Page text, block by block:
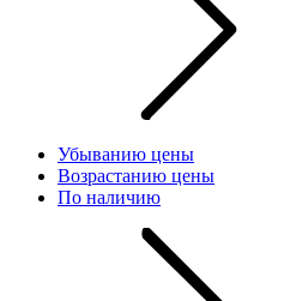
Убыванию цены
Возрастанию цены
По наличию